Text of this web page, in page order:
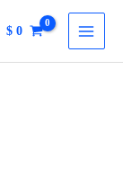
$ 0